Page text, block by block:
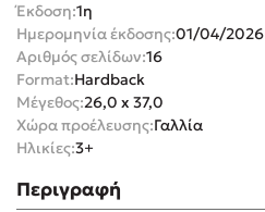
Δημοφιλείς Συγγραφείς
Φυστίκι ΠουΚυλάει
Παύλος Καστανάς
Στέφανος Ξενάκης
Έκδοση:1η
Ημερομηνία έκδοσης:01/04/2026
Αριθμός σελίδων:16
Format:Hardback
Μέγεθος:26,0 x 37,0
Χώρα προέλευσης:Γαλλία
Ηλικίες:3+
Περιγραφή